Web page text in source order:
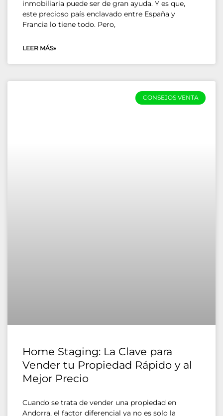
inmobiliaria puede ser de gran ayuda. Y es que,
este precioso país enclavado entre España y
Francia lo tiene todo. Pero,
LEER MÁS»
CONSEJOS VENTA
Home Staging: La Clave para
Vender tu Propiedad Rápido y al
Mejor Precio
Cuando se trata de vender una propiedad en
Andorra, el factor diferencial ya no es solo la